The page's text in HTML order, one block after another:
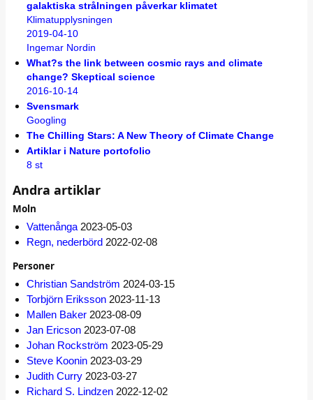
galaktiska strålningen påverkar klimatet
Klimatupplysningen
2019-04-10
Ingemar Nordin
What?s the link between cosmic rays and climate
change? Skeptical science
2016-10-14
Svensmark
Googling
The Chilling Stars: A New Theory of Climate Change
Artiklar i Nature portofolio
8 st
Andra artiklar
Moln
Vattenånga 2023-05-03
Regn, nederbörd 2022-02-08
Personer
Christian Sandström 2024-03-15
Torbjörn Eriksson 2023-11-13
Mallen Baker 2023-08-09
Jan Ericson 2023-07-08
Johan Rockström 2023-05-29
Steve Koonin 2023-03-29
Judith Curry 2023-03-27
Richard S. Lindzen 2022-12-02